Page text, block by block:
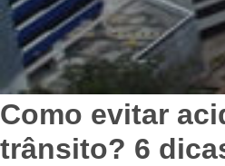
Como evitar
trânsito? 6